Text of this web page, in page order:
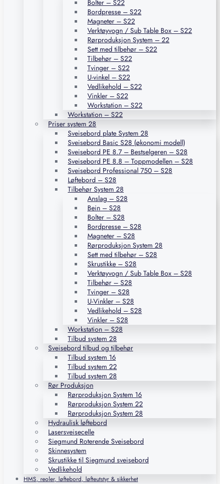
Bolter – S22
Bordpresse – S22
Magneter – S22
Verktøyvogn / Sub Table Box – S22
Rørproduksjon System – 22
Sett med tilbehør – S22
Tilbehør – S22
Tvinger – S22
U-vinkel – S22
Vedlikehold – S22
Vinkler – S22
Workstation – S22
Workstation – S22
Priser system 28
Sveisebord plate System 28
Sveisebord Basic S28 (økonomi modell)
Sveisebord PE 8.7 – Bestselgeren – S28
Sveisebord PE 8.8 – Toppmodellen – S28
Sveisebord Professional 750 – S28
Løftebord – S28
Tilbehør System 28
Anslag – S28
Bein – S28
Bolter – S28
Bordpresse – S28
Magneter – S28
Rørproduksjon System 28
Sett med tilbehør – S28
Skrustikke – S28
Verktøyvogn / Sub Table Box – S28
Tilbehør – S28
Tvinger – S28
U-Vinkler – S28
Vedlikehold – S28
Vinkler – S28
Workstation – S28
Tilbud system 28
Sveisebord tilbud og tilbehør
Tilbud system 16
Tilbud system 22
Tilbud system 28
Rør Produksjon
Rørproduksjon System 16
Rørproduksjon System 22
Rørproduksjon System 28
Hydraulisk løftebord
Lasersveisecelle
Siegmund Roterende Sveisebord
Skinnesystem
Skrustikke til Siegmund sveisebord
Vedlikehold
HMS, reoler, løftebord, løfteutstyr & sikkerhet